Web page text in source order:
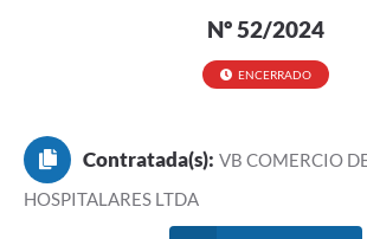
Legislação
Nº 52/2024
ENCERRADO
Contratada(s): VB COMERCIO
HOSPITALARES LTDA